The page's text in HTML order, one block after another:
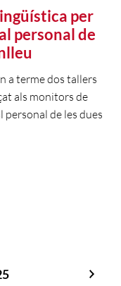
per
personal de
a terme dos tallers
als monitors de
personal de les dues